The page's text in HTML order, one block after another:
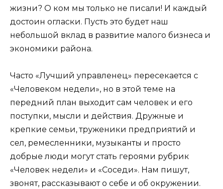
жизни? О ком мы только не писали! И каждый
достоин огласки. Пусть это будет наш
небольшой вклад в развитие малого бизнеса и
экономики района.
Часто «Лучший управленец» пересекается с
«Человеком недели», но в этой теме на
передний план выходит сам человек и его
поступки, мысли и действия. Дружные и
крепкие семьи, труженики предприятий и
сел, ремесленники, музыканты и просто
добрые люди могут стать героями рубрик
«Человек недели» и «Соседи». Нам пишут,
звонят, рассказывают о себе и об окружении.